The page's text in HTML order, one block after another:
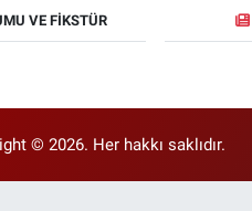
VE FIKSTÜR
© 2026. Her hakkı saklıdır.